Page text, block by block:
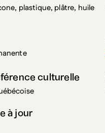
plastique, plâtre, huile
culturelle
à jour